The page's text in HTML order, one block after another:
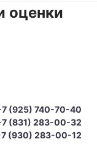
оценки
(925) 740-70-40
(831) 283-00-32
(930) 283-00-12